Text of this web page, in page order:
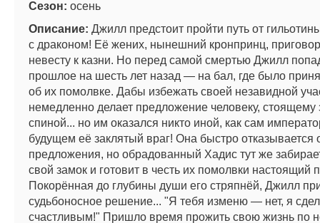
Сезон: осень
Описание: Джилл предстоит пройти путь от
с драконом! Её жених, нынешний кронпринц,
невесту к казни. Но перед самой смертью Джилл
прошлое на шесть лет назад — на бал, где было
об их помолвке. Дабы избежать своей незавидной
немедленно делает предложение человеку, стоящему
спиной... но им оказался никто иной, как сам
будущем её заклятый враг! Она быстро отказывается
предложения, но обрадованный Хадис тут же
свой замок и готовит в честь их помолвки настоящий
Покорённая до глубины души его стряпнёй, Джилл
судьбоносное решение... "Я тебя изменю — нет, я
счастливым!" Пришло время прожить свою жизнь по